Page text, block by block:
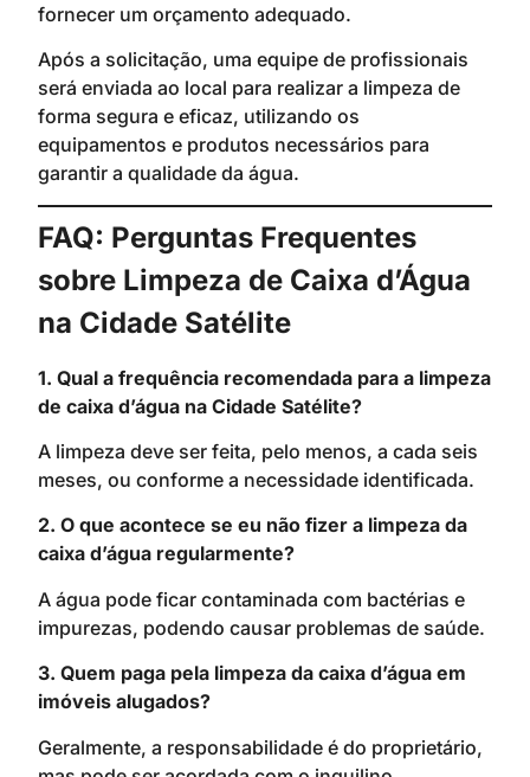
fornecer um orçamento adequado.
Após a solicitação, uma equipe de profissionais
será enviada ao local para realizar a limpeza de
forma segura e eficaz, utilizando os
equipamentos e produtos necessários para
garantir a qualidade da água.
FAQ: Perguntas Frequentes
sobre Limpeza de Caixa d’Água
na Cidade Satélite
1. Qual a frequência recomendada para a limpeza
de caixa d’água na Cidade Satélite?
A limpeza deve ser feita, pelo menos, a cada seis
meses, ou conforme a necessidade identificada.
2. O que acontece se eu não fizer a limpeza da
caixa d’água regularmente?
A água pode ficar contaminada com bactérias e
impurezas, podendo causar problemas de saúde.
3. Quem paga pela limpeza da caixa d’água em
imóveis alugados?
Geralmente, a responsabilidade é do proprietário,